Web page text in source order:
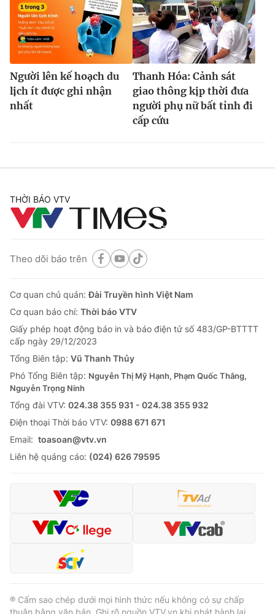
Người lên kế hoạch du
lịch ít được ghi nhận
nhất
Thanh Hóa: Cảnh sát
giao thông kịp thời đưa
người phụ nữ bất tỉnh đi
cấp cứu
THỜI BÁO VTV
Theo dõi báo trên
Cơ quan chủ quản:Đài Truyền hình Việt Nam
Cơ quan báo chí: Thời báo VTV
Giấy phép hoạt động báo in và báo điện tử số 483/GP-BTTTT
cấp ngày 29/12/2023
Tổng Biên tập: Vũ Thanh Thủy
Phó Tổng Biên tập: Nguyễn Thị Mỹ Hạnh, Phạm Quốc Thắng,
Nguyễn Trọng Ninh
Tổng đài VTV: 024.38 355 931 - 024.38 355 932
Ðiện thoại Thời báo VTV: 0988 671 671
Email: toasoan@vtv.vn
Liên hệ quảng cáo: (024) 626 79595
® Cấm sao chép dưới mọi hình thức nếu không có sự chấp